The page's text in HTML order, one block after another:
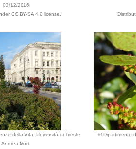
03/12/2016
CC BY-SA 4.0 license.
della Vita, Università di Trieste
Andrea Moro
© Dipartimento